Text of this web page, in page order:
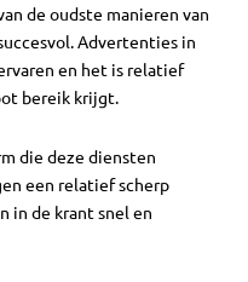
de oudste manieren van
Advertenties in
en het is relatief
bereik krijgt.
die deze diensten
een relatief scherp
in de krant snel en